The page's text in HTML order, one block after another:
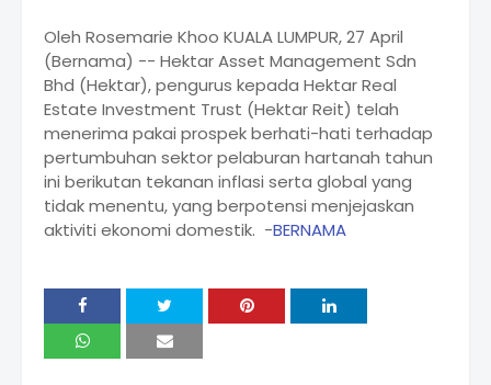
Oleh Rosemarie Khoo KUALA LUMPUR, 27 April
(Bernama) -- Hektar Asset Management Sdn
Bhd (Hektar), pengurus kepada Hektar Real
Estate Investment Trust (Hektar Reit) telah
menerima pakai prospek berhati-hati terhadap
pertumbuhan sektor pelaburan hartanah tahun
ini berikutan tekanan inflasi serta global yang
tidak menentu, yang berpotensi menjejaskan
aktiviti ekonomi domestik. -BERNAMA